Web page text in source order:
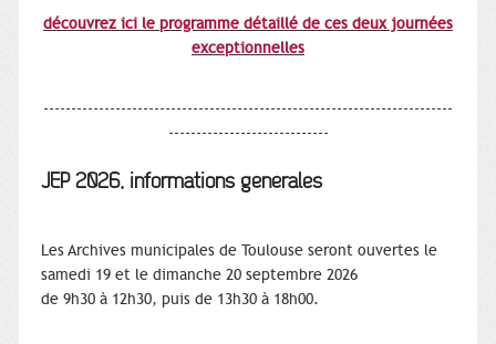
découvrez ici le programme détaillé de ces deux journées
exceptionnelles
--------------------------------------------------------------------------
-----------------------------
JEP 2026, informations générales
Les Archives municipales de Toulouse seront ouvertes le
samedi 19 et le dimanche 20 septembre 2026
de 9h30 à 12h30, puis de 13h30 à 18h00.